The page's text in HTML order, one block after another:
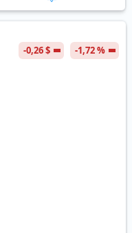
-0,26 $
-1,72 %